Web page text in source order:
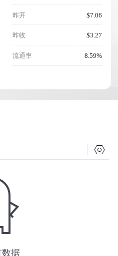
昨开 $7.06
昨收 $3.27
流通率 8.59%